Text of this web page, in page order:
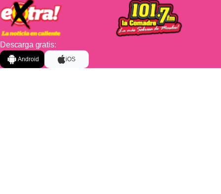
Descarga gratis:
Android iOS